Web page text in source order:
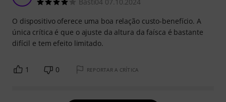
O dispositivo oferece uma boa relação custo-benefício. A
única crítica é que o ajuste da altura da faísca é bastante
difícil e tem efeito limitado.
1 0 REPORTAR A CRÍTICA